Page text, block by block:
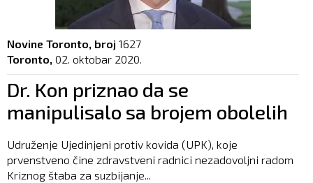
Novine Toronto, broj 1627
Toronto, 02. oktobar 2020.
Dr. Kon priznao da se
manipulisalo sa brojem obolelih
Udruženje Ujedinjeni protiv kovida (UPK), koje
prvenstveno čine zdravstveni radnici nezadovoljni radom
Kriznog štaba za suzbijanje...